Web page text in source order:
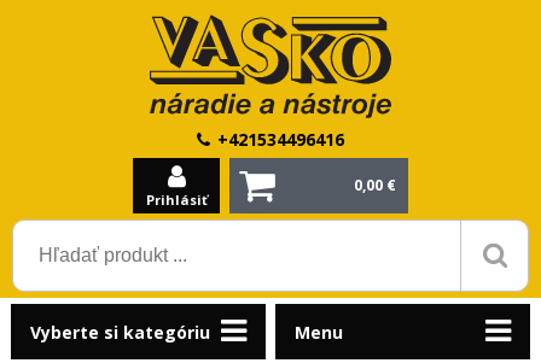
+421534496416
Prihlásiť
0,00 €
Vyberte si kategóriu Menu